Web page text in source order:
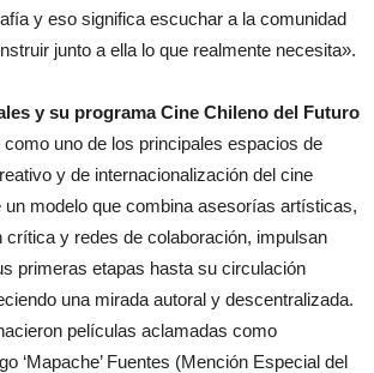
y eso significa escuchar a la comunidad
junto a ella lo que realmente necesita».
y su programa Cine Chileno del Futuro
uno de los principales espacios de
y de internacionalización del cine
un modelo que combina asesorías artísticas,
crítica y redes de colaboración, impulsan
primeras etapas hasta su circulación
una mirada autoral y descentralizada.
películas aclamadas como
‘Mapache’ Fuentes (Mención Especial del